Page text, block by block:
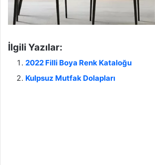
İlgili Yazılar:
2022 Filli Boya Renk Kataloğu
Kulpsuz Mutfak Dolapları